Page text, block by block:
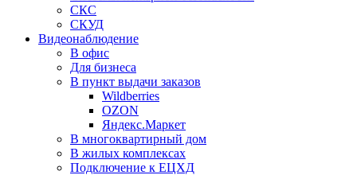
СКС
СКУД
Видеонаблюдение
В офис
Для бизнеса
В пункт выдачи заказов
Wildberries
OZON
Яндекс.Маркет
В многоквартирный дом
В жилых комплексах
Подключение к ЕЦХД